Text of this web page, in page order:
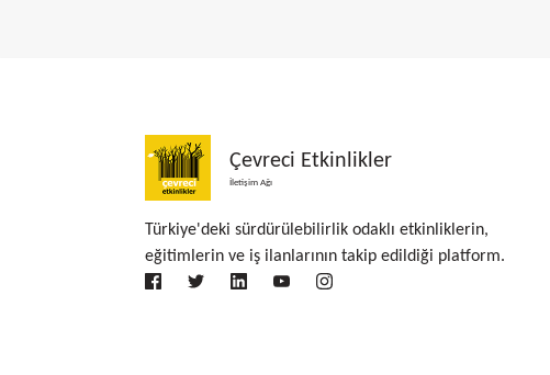
Çevreci Etkinlikler
İletişim Ağı
Türkiye'deki sürdürülebilirlik odaklı etkinliklerin,
eğitimlerin ve iş ilanlarının takip edildiği platform.